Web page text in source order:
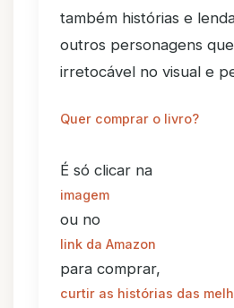
também histórias e
outros personagens
irretocável no visual e
Quer comprar o livro?
É só clicar na
imagem
ou no
link da Amazon
para comprar,
curtir as histórias das